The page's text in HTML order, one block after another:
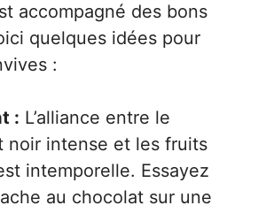
accompagné des bons
quelques idées pour
:
: L’alliance entre le
noir intense et les fruits
intemporelle. Essayez
au chocolat sur une